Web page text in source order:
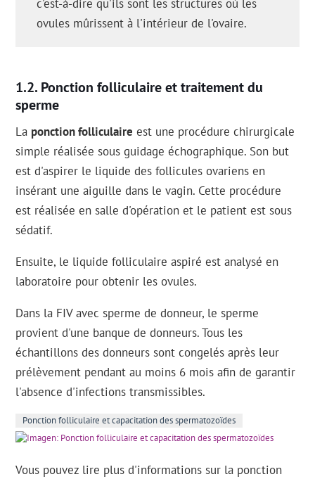
c'est-à-dire qu'ils sont les structures où les
ovules mûrissent à l'intérieur de l'ovaire.
Ponction folliculaire et traitement du
sperme
La ponction folliculaire est une procédure chirurgicale
simple réalisée sous guidage échographique. Son but
est d'aspirer le liquide des follicules ovariens en
insérant une aiguille dans le vagin. Cette procédure
est réalisée en salle d'opération et le patient est sous
sédatif.
Ensuite, le liquide folliculaire aspiré est analysé en
laboratoire pour obtenir les ovules.
Dans la FIV avec sperme de donneur, le sperme
provient d'une banque de donneurs. Tous les
échantillons des donneurs sont congelés après leur
prélèvement pendant au moins 6 mois afin de garantir
l'absence d'infections transmissibles.
Ponction folliculaire et capacitation des spermatozoïdes
Vous pouvez lire plus d'informations sur la ponction